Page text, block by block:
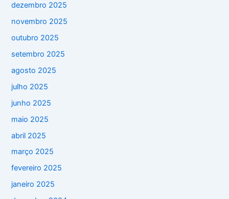
dezembro 2025
novembro 2025
outubro 2025
setembro 2025
agosto 2025
julho 2025
junho 2025
maio 2025
abril 2025
março 2025
fevereiro 2025
janeiro 2025